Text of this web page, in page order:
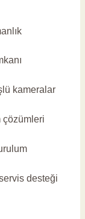
kameralar
çözümleri
desteği